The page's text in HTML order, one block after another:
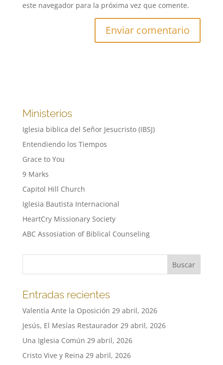
este navegador para la próxima vez que comente.
Ministerios
Iglesia biblica del Señor Jesucristo (IBSJ)
Entendiendo los Tiempos
Grace to You
9 Marks
Capitol Hill Church
Iglesia Bautista Internacional
HeartCry Missionary Society
ABC Assosiation of Biblical Counseling
Entradas recientes
Valentía Ante la Oposición 29 abril, 2026
Jesús, El Mesías Restaurador 29 abril, 2026
Una Iglesia Común 29 abril, 2026
Cristo Vive y Reina 29 abril, 2026